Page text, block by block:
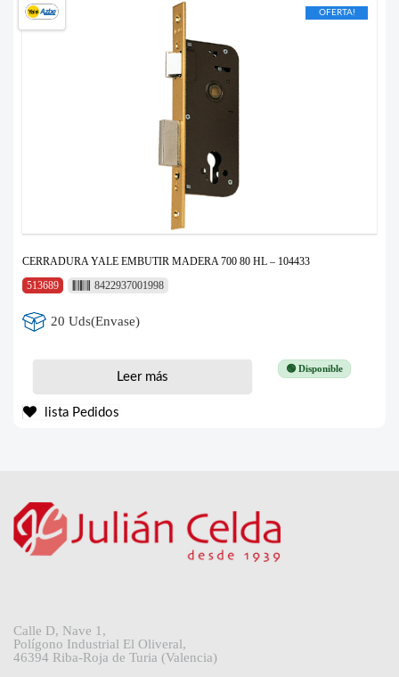
OFERTA!
CERRADURA YALE EMBUTIR MADERA 700 80 HL – 104433
513689
8422937001998
20 Uds(Envase)
🟢 Disponible
Leer más
lista Pedidos
Calle D, Nave 1,
Polígono Industrial El Oliveral,
46394 Riba-Roja de Turia (Valencia)